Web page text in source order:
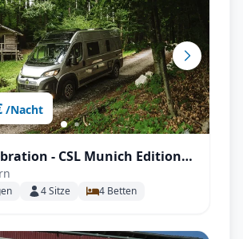
/Nacht
- CSL Munich Edition
Aufstelldach
4Sitze 4 Betten